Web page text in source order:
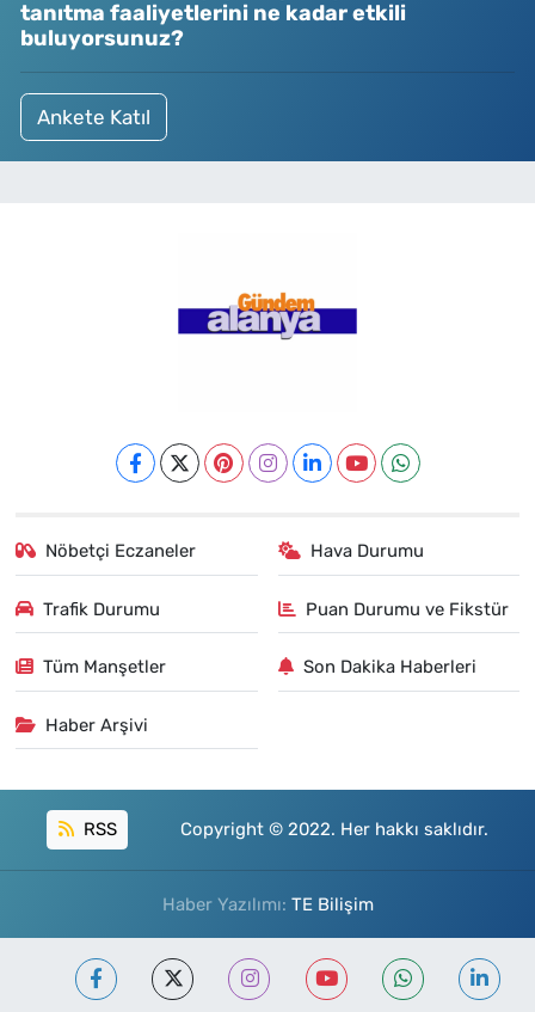
tanıtma faaliyetlerini ne kadar etkili
buluyorsunuz?
Ankete Katıl
Nöbetçi Eczaneler Hava Durumu
Trafik Durumu Puan Durumu ve Fikstür
Tüm Manşetler Son Dakika Haberleri
Haber Arşivi
RSS Copyright © 2022. Her hakkı saklıdır.
Haber Yazılımı: TE Bilişim